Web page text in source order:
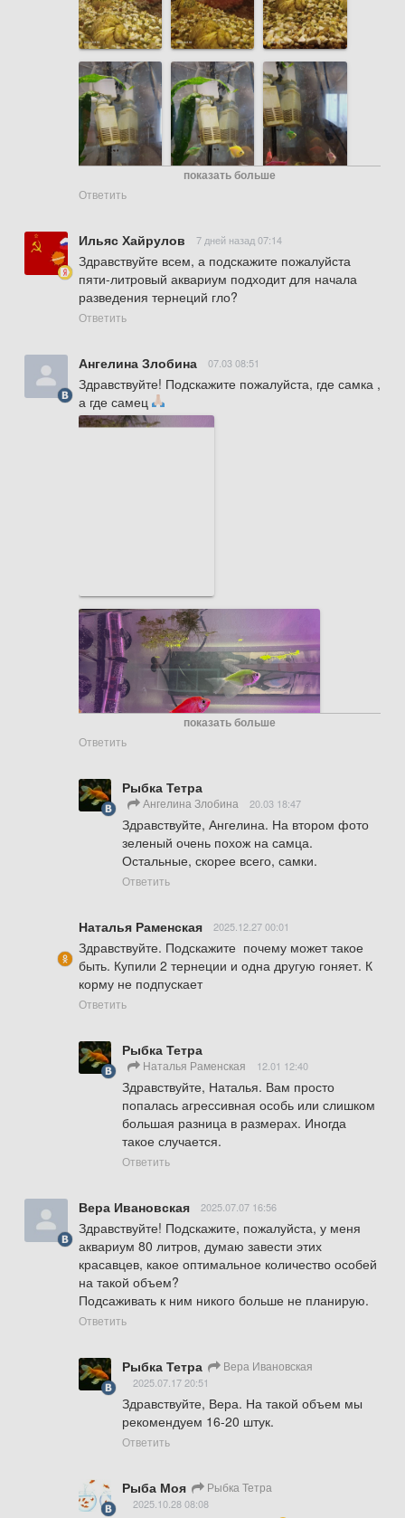
показать больше
Ответить
Ильяс Хайрулов 7 дней назад 07:14
Здравствуйте всем, а подскажите пожалуйста
пяти-литровый аквариум подходит для начала
разведения тернеций гло?
Ответить
Ангелина Злобина 07.03 08:51
Здравствуйте! Подскажите пожалуйста, где самка ,
а где самец
показать больше
Ответить
Рыбка Тетра
Ангелина Злобина 20.03 18:47
Здравствуйте, Ангелина. На втором фото
зеленый очень похож на самца.
Остальные, скорее всего, самки.
Ответить
Наталья Раменская 2025.12.27 00:01
Здравствуйте. Подскажите  почему может такое
быть. Купили 2 тернеции и одна другую гоняет. К
корму не подпускает
Ответить
Рыбка Тетра
Наталья Раменская 12.01 12:40
Здравствуйте, Наталья. Вам просто
попалась агрессивная особь или слишком
большая разница в размерах. Иногда
такое случается.
Ответить
Вера Ивановская 2025.07.07 16:56
Здравствуйте! Подскажите, пожалуйста, у меня
аквариум 80 литров, думаю завести этих
красавцев, какое оптимальное количество особей
на такой объем?
Подсаживать к ним никого больше не планирую.
Ответить
Рыбка Тетра Вера Ивановская
2025.07.17 20:51
Здравствуйте, Вера. На такой объем мы
рекомендуем 16-20 штук.
Ответить
Рыба Моя Рыбка Тетра
2025.10.28 08:08